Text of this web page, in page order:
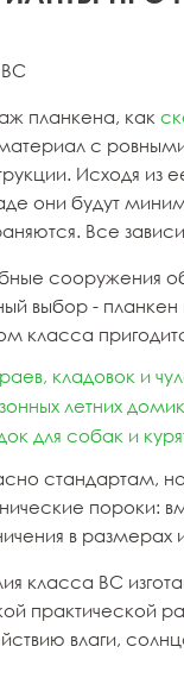
планкена, как
с ровными
Исходя
они будут
Все
сооружения
выбор - планкен
класса
кладовок и
летних
для собак и
стандартам,
пороки:
в размерах
класса ВС
практической
влаги,